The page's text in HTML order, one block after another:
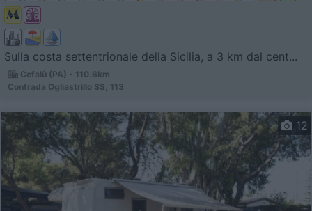
Sulla costa settentrionale della Sicilia, a 3 km dal cent...
Cefalù (PA) - 110.6km
Contrada Ogliastrillo SS, 113
12